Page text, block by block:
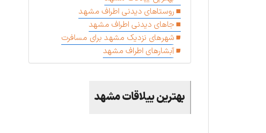
روستاهای دیدنی اطراف مشهد
جاهای دیدنی اطراف مشهد
شهرهای نزدیک مشهد برای مسافرت
آبشارهای اطراف مشهد
بهترین ییلاقات مشهد